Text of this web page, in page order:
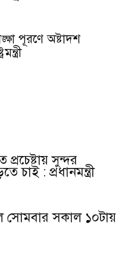
পূরণে অষ্টাদশ
প্রচেষ্টায় সুন্দর
চাই : প্রধানমন্ত্রী
সকাল ১০টায়